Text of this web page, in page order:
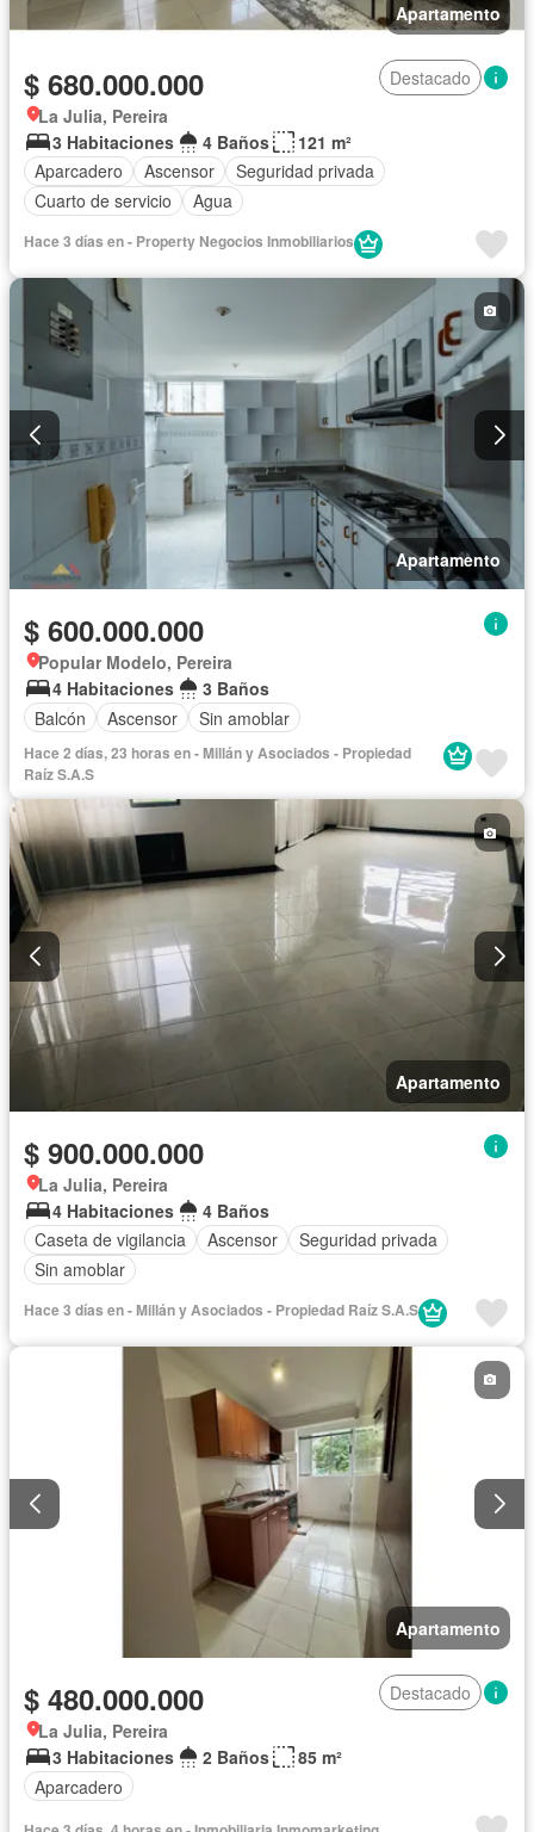
Apartamento
$ 680.000.000
Destacado
La Julia, Pereira
3 Habitaciones
4 Baños
121 m²
Aparcadero
Ascensor
Seguridad privada
Cuarto de servicio
Agua
Hace 3 días en - Property Negocios Inmobiliarios
Apartamento
$ 600.000.000
Popular Modelo, Pereira
4 Habitaciones
3 Baños
Balcón
Ascensor Sin amoblar
Hace 2 días, 23 horas en - Millán y Asociados - Propiedad
Raíz S.A.S
Apartamento
$ 900.000.000
La Julia, Pereira
4 Habitaciones
4 Baños
Caseta de vigilancia
Ascensor
Seguridad privada
Sin amoblar
Hace 3 días en - Millán y Asociados - Propiedad Raíz S.A.S
Apartamento
$ 480.000.000
Destacado
La Julia, Pereira
3 Habitaciones
2 Baños
85 m²
Aparcadero